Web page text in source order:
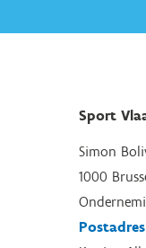
Sport
Simon
1000
Postadres